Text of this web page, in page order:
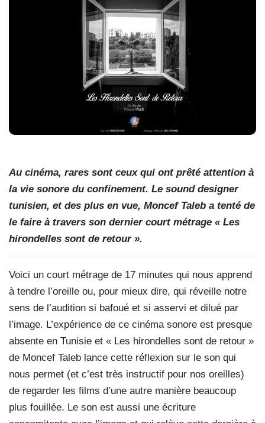
Au cinéma, rares sont ceux qui ont prêté attention à
la vie sonore du confinement. Le sound designer
tunisien, et des plus en vue, Moncef Taleb a tenté de
le faire à travers son dernier court métrage « Les
hirondelles sont de retour ».
Voici un court métrage de 17 minutes qui nous apprend
à tendre l’oreille ou, pour mieux dire, qui réveille notre
sens de l’audition si bafoué et si asservi et dilué par
l’image. L’expérience de ce cinéma sonore est presque
absente en Tunisie et « Les hirondelles sont de retour »
de Moncef Taleb lance cette réflexion sur le son qui
nous permet (et c’est très instructif pour nos oreilles)
de regarder les films d’une autre manière beaucoup
plus fouillée. Le son est aussi une écriture